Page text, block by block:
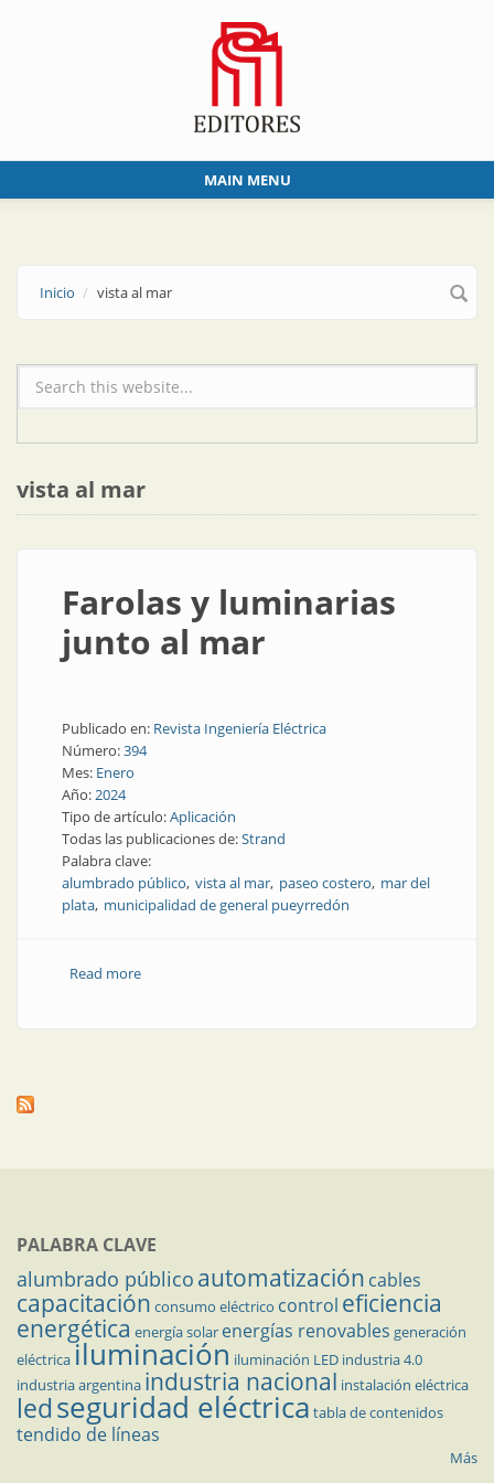
MAIN MENU
Inicio vista al mar
Formulario de búsqueda
vista al mar
Farolas y luminarias
junto al mar
Publicado en: Revista Ingeniería Eléctrica
Número:394
Mes: Enero
Año:2024
Tipo de artículo:Aplicación
Todas las publicaciones de:Strand
Palabra clave:
alumbrado público vista al mar paseo costero mar del
plata municipalidad de general pueyrredón
Read moreabout Farolas y luminarias junto al mar
PALABRA CLAVE
alumbrado público automatización cables
capacitación consumo eléctrico control eficiencia
energética energía solar energías renovables generación
eléctricailuminación iluminación LED industria 4.0
industria argentina industria nacional instalación eléctrica
ledseguridad eléctrica tabla de contenidos
tendido de líneas
Más